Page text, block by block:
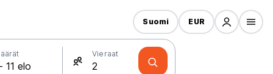
Vieraat
Suomi EUR